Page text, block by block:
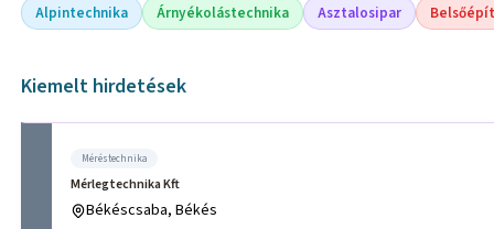
Alpintechnika Árnyékolástechnika Asztalosipar
Kiemelt hirdetések
Méréstechnika
Mérlegtechnika Kft
Békéscsaba, Békés